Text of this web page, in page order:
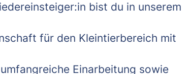
bist du in unserem
für den Kleintierbereich mit
Einarbeitung sowie